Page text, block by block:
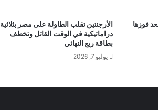
تبلغ نهائي مونديال 2026 بعد فوزها
الأرجنتين تقلب الطاولة على مصر بثلاثية
دراماتيكية في الوقت القاتل وتخطف
بطاقة ربع النهائي
يوليو 7, 2026